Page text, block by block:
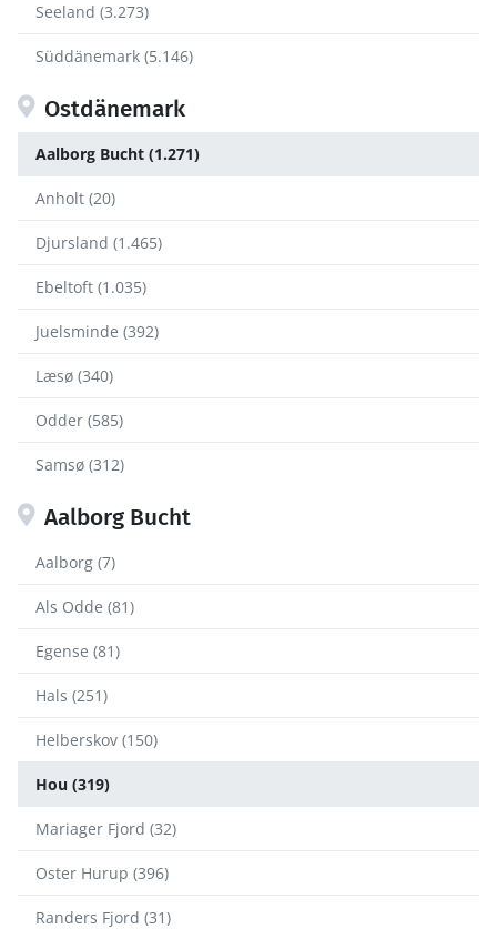
Seeland (3.273)
Süddänemark (5.146)
Ostdänemark
Aalborg Bucht (1.271)
Anholt (20)
Djursland (1.465)
Ebeltoft (1.035)
Juelsminde (392)
Læsø (340)
Odder (585)
Samsø (312)
Aalborg Bucht
Aalborg (7)
Als Odde (81)
Egense (81)
Hals (251)
Helberskov (150)
Hou (319)
Mariager Fjord (32)
Oster Hurup (396)
Randers Fjord (31)